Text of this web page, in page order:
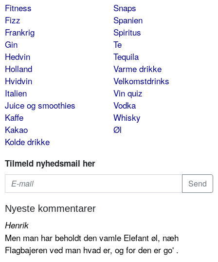
Fitness
Fizz
Frankrig
Gin
Hedvin
Holland
Hvidvin
Italien
Juice og smoothies
Kaffe
Kakao
Kolde drikke
Snaps
Spanien
Spiritus
Te
Tequila
Varme drikke
Velkomstdrinks
Vin quiz
Vodka
Whisky
Øl
Tilmeld nyhedsmail her
Nyeste kommentarer
Henrik
Men man har beholdt den vamle Elefant øl, næh
Flagbajeren ved man hvad er, og for den er go' .